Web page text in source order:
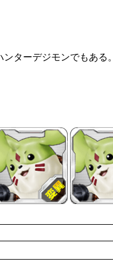
ターデジモンでもあ